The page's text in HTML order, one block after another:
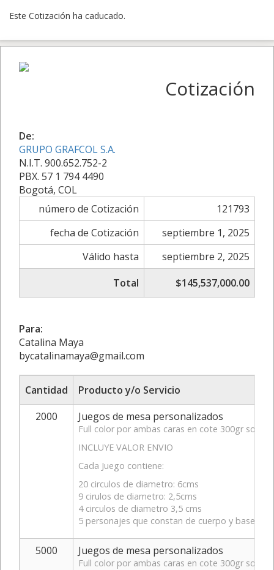
Este Cotización ha caducado.
Cotización
De:
GRUPO GRAFCOL S.A.
N.I.T. 900.652.752-2
PBX. 57 1 794 4490
Bogotá, COL
número de Cotización
121793
fecha de Cotización
septiembre 1, 2025
Válido hasta
septiembre 2, 2025
Total
$145,537,000.00
Para:
Catalina Maya
bycatalinamaya@gmail.com
Cantidad
Producto y/o Servicio
2000
Juegos de mesa personalizados
Full color por ambas caras en cote 300gr
INCLUYE VALOR ENVIO
Cada Juego contiene:
20 circulos de diametro: 6cms
9 cirulos de diametro: 2,5cms
4 circulos de diametro 3,5 cms
5 personajes que constan de cuerpo y base
5000 Juegos de mesa personalizados
Full color por ambas caras en cote 300gr